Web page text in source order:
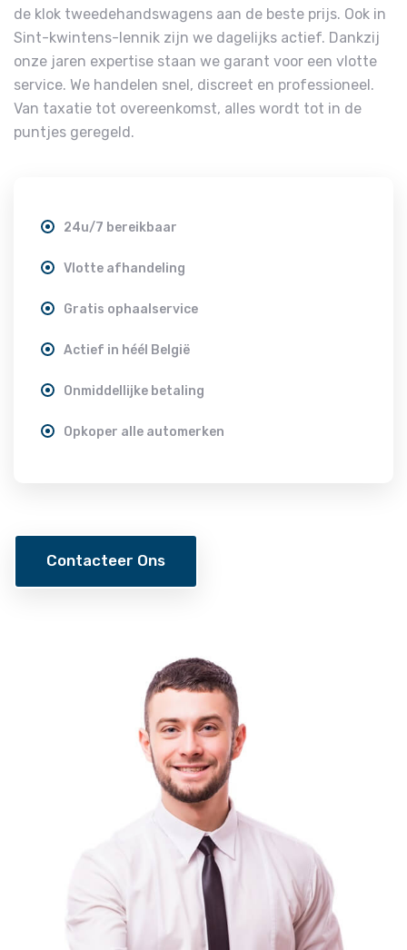
de klok tweedehandswagens aan de beste prijs. Ook in
Sint-kwintens-lennik zijn we dagelijks actief. Dankzij
onze jaren expertise staan we garant voor een vlotte
service. We handelen snel, discreet en professioneel.
Van taxatie tot overeenkomst, alles wordt tot in de
puntjes geregeld.
24u/7 bereikbaar
Vlotte afhandeling
Gratis ophaalservice
Actief in héél België
Onmiddellijke betaling
Opkoper alle automerken
Contacteer Ons